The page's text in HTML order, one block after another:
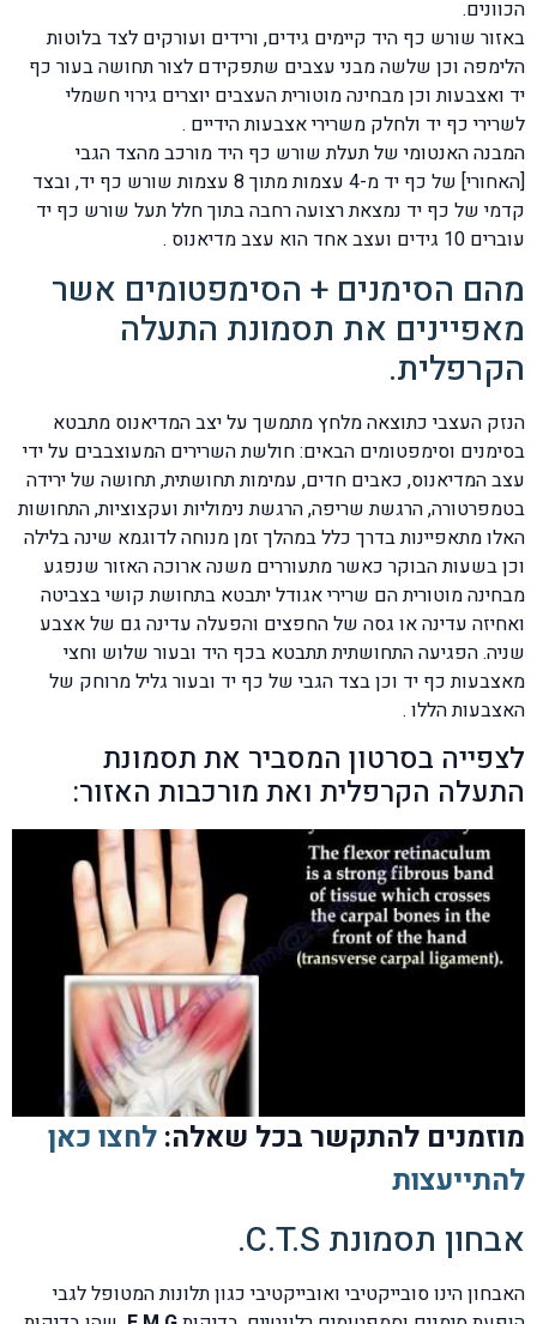
הכוונים.
באזור שורש כף היד קיימים גידים, ורידים ועורקים לצד בלוטות
הלימפה וכן שלשה מבני עצבים שתפקידם לצור תחושה בעור כף
יד ואצבעות וכן מבחינה מוטורית העצבים יוצרים גירוי חשמלי
לשרירי כף יד ולחלק משרירי אצבעות הידיים .
המבנה האנטומי של תעלת שורש כף היד מורכב מהצד הגבי
[האחורי] של כף יד מ-4 עצמות מתוך 8 עצמות שורש כף יד, ובצד
קדמי של כף יד נמצאת רצועה רחבה בתוך חלל תעל שורש כף יד
עוברים 10 גידים ועצב אחד הוא עצב מדיאנוס .
מהם הסימנים + הסימפטומים אשר
מאפיינים את תסמונת התעלה
הקרפלית.
הנזק העצבי כתוצאה מלחץ מתמשך על יצב המדיאנוס מתבטא
בסימנים וסימפטומים הבאים: חולשת השרירים המעוצבבים על ידי
עצב המדיאנוס, כאבים חדים, עמימות תחושתית, תחושה של ירידה
בטמפרטורה, הרגשת שריפה, הרגשת נימוליות ועקצוציות, התחושות
האלו מתאפיינות בדרך כלל במהלך זמן מנוחה לדוגמא שינה בלילה
וכן בשעות הבוקר כאשר מתעוררים משנה ארוכה האזור שנפגע
מבחינה מוטורית הם שרירי אגודל יתבטא בתחושת קושי בצביטה
ואחיזה עדינה או גסה של החפצים והפעלה עדינה גם של אצבע
שניה. הפגיעה התחושתית תתבטא בכף היד ובעור שלוש וחצי
מאצבעות כף יד וכן בצד הגבי של כף יד ובעור גליל מרוחק של
האצבעות הללו .
לצפייה בסרטון המסביר את תסמונת
התעלה הקרפלית ואת מורכבות האזור:
מוזמנים להתקשר בכל שאלה: לחצו כאן
להתייעצות
אבחון תסמונת C.T.S.
האבחון הינו סובייקטיבי ואובייקטיבי כגון תלונות המטופל לגבי